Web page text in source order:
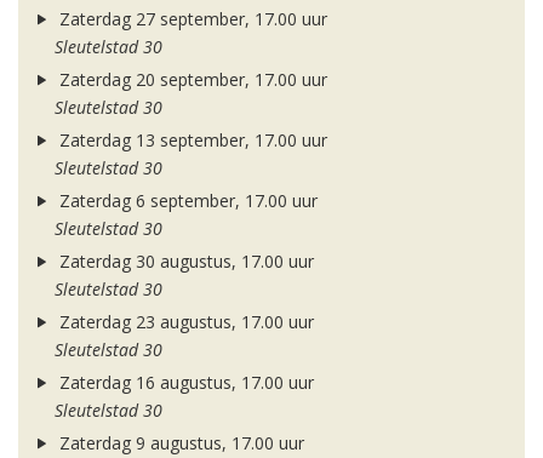
Zaterdag 27 september, 17.00 uur
Sleutelstad 30
Zaterdag 20 september, 17.00 uur
Sleutelstad 30
Zaterdag 13 september, 17.00 uur
Sleutelstad 30
Zaterdag 6 september, 17.00 uur
Sleutelstad 30
Zaterdag 30 augustus, 17.00 uur
Sleutelstad 30
Zaterdag 23 augustus, 17.00 uur
Sleutelstad 30
Zaterdag 16 augustus, 17.00 uur
Sleutelstad 30
Zaterdag 9 augustus, 17.00 uur